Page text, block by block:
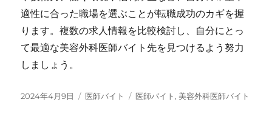
適性に合った職場を選ぶことが転職成功のカギを握
ります。複数の求人情報を比較検討し、自分にとっ
て最適な美容外科医師バイト先を見つけるよう努力
しましょう。
投
2024年4月9日
カ
医師バイト
タ
医師バイト , 美容外科医師バイト